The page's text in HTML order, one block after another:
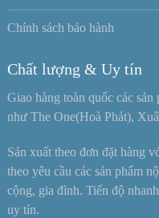
Chính sách bảo hành
Chất lượng & Uy tín
Giao hàng toàn quốc các
như The One(Hoà Phát),
Sản xuất theo đơn đặt hàng
theo yêu cầu các sản phẩm
cộng, gia đình. Tiến độ
uy tín.